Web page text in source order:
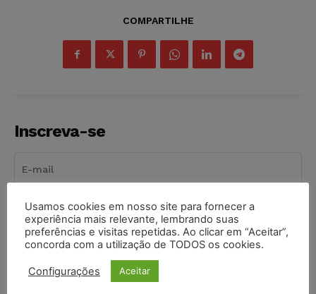
COMPARTILHE
Inscreva-se
INSCREVER
Li e aceito aPolítica de Privacidade.
Usamos cookies em nosso site para fornecer a
experiência mais relevante, lembrando suas
preferências e visitas repetidas. Ao clicar em “Aceitar”,
concorda com a utilização de TODOS os cookies.
Configurações Aceitar